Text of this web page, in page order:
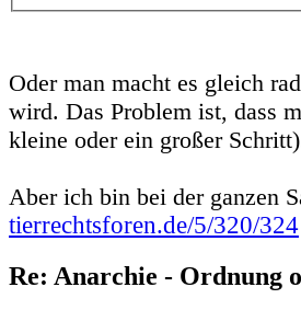
Oder man macht es gleich
wird. Das Problem ist, dass
kleine oder ein großer
Aber ich bin bei der ganzen
tierrechtsforen.de/5/320/324
Re: Anarchie - Ordnung